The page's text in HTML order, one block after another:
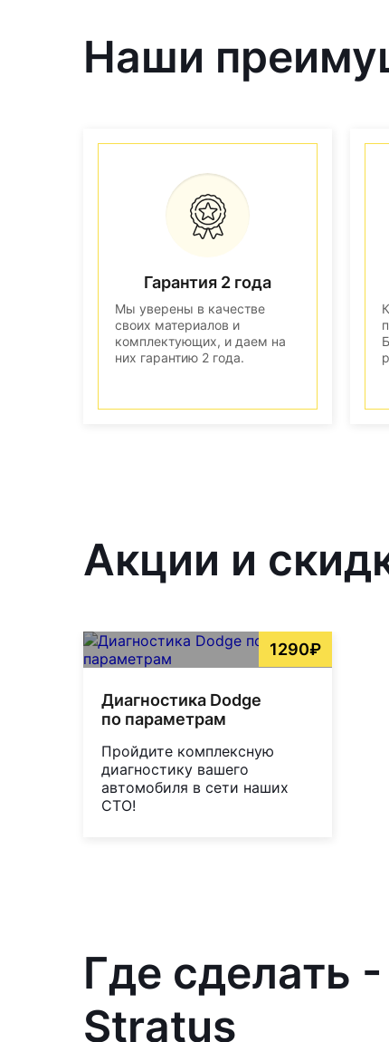
Наши
Гарантия 2 года
Мы уверены в качестве
своих материалов и
комплектующих, и даем на
них гарантию 2 года.
Акции и
1290₽
Диагностика Dodge
по параметрам
Пройдите комплексную
диагностику вашего
автомобиля в сети наших
СТО!
Где сделать
Stratus